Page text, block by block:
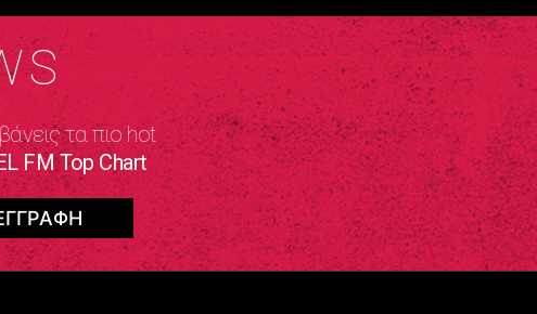
τα πιο hot
FM Top Chart